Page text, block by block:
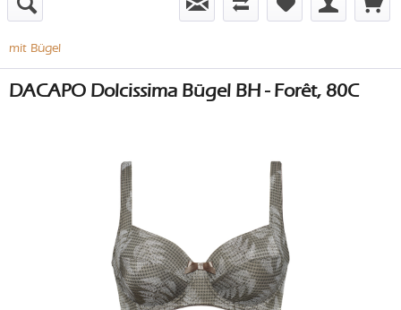
mit Bügel
DACAPO Dolcissima Bügel BH - Forêt, 80C